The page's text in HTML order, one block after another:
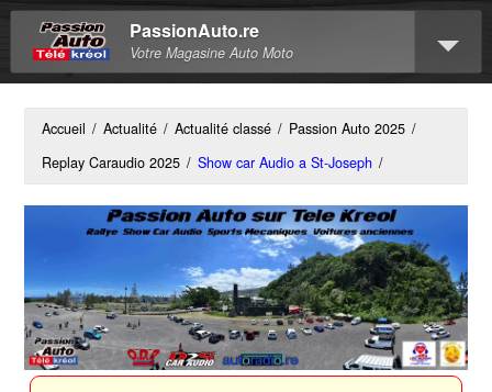
PassionAuto.re
Votre Magasine Auto Moto
Accueil / Actualité / Actualité classé / Passion Auto 2025 /
Replay Caraudio 2025 / Show car Audio a St-Joseph /